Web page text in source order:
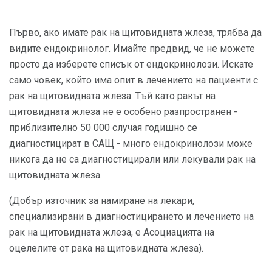
Първо, ако имате рак на щитовидната жлеза, трябва да
видите ендокринолог. Имайте предвид, че не можете
просто да изберете списък от ендокринолози. Искате
само човек, който има опит в лечението на пациенти с
рак на щитовидната жлеза. Тъй като ракът на
щитовидната жлеза не е особено разпространен - ​​
приблизително 50 000 случая годишно се
диагностицират в САЩ - много ендокринолози може
никога да не са диагностицирали или лекували рак на
щитовидната жлеза.
(Добър източник за намиране на лекари,
специализирани в диагностицирането и лечението на
рак на щитовидната жлеза, е Асоциацията на
оцелелите от рака на щитовидната жлеза).